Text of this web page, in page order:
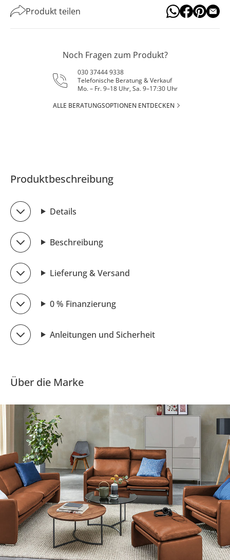
Produkt teilen
Noch Fragen zum Produkt?
030 37444 9338
Telefonische Beratung & Verkauf
Mo. – Fr. 9–18 Uhr, Sa. 9–17:30 Uhr
ALLE BERATUNGSOPTIONEN ENTDECKEN
Produktbeschreibung
Details
Beschreibung
Lieferung & Versand
0 % Finanzierung
Anleitungen und Sicherheit
Über die Marke